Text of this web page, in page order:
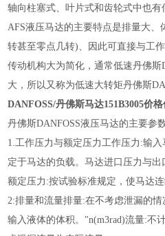
轴向柱塞式、叶片式和齿轮式中也
AFS液压马达的主要特点是排量大
转甚至零点几转)、因此可直接与工
传动机构大为简化，通常低速丹佛
大，所以又称为低速大转矩丹佛斯
DANFOSS/丹佛斯马达151B3005价
丹佛斯DANFOSS液压马达的主要参
1.工作压力与额定压力工作压力:输
定于马达的负载。马达进口压力与出
额定压力:按试验标准规定，使马达连
2:排量和流量排量:在不考虑泄漏的
输入液体的体积。"n(m3rad)流量:不